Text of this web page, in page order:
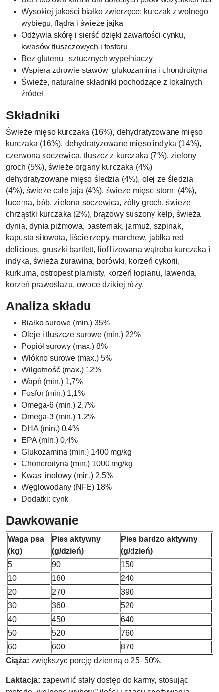
Wysokiej jakości białko zwierzęce: kurczak z wolnego
wybiegu, flądra i świeże jajka
Odżywia skórę i sierść dzięki zawartości cynku,
kwasów tłuszczowych i fosforu
Bez glutenu i sztucznych wypełniaczy
Wspiera zdrowie stawów: glukozamina i chondroityna
Świeże, naturalne składniki pochodzące z lokalnych
źródeł
Składniki
Świeże mięso kurczaka (16%), dehydratyzowane mięso
kurczaka (16%), dehydratyzowane mięso indyka (14%),
czerwona soczewica, tłuszcz z kurczaka (7%), zielony
groch (5%), świeże organy kurczaka (4%),
dehydratyzowane mięso śledzia (4%), olej ze śledzia
(4%), świeże całe jaja (4%), świeże mięso storni (4%),
lucerna, bób, zielona soczewica, żółty groch, świeże
chrząstki kurczaka (2%), brązowy suszony kelp, świeża
dynia, dynia piżmowa, pasternak, jarmuż, szpinak,
kapusta sitowata, liście rzepy, marchew, jabłka red
delicious, gruszki bartlett, liofilizowana wątroba kurczaka i
indyka, świeża żurawina, borówki, korzeń cykorii,
kurkuma, ostropest plamisty, korzeń łopianu, lawenda,
korzeń prawoślazu, owoce dzikiej róży.
Analiza składu
Białko surowe (min.) 35%
Oleje i tłuszcze surowe (min.) 22%
Popiół surowy (max.) 8%
Włókno surowe (max.) 5%
Wilgotność (max.) 12%
Wapń (min.) 1,7%
Fosfor (min.) 1,1%
Omega-6 (min.) 2,7%
Omega-3 (min.) 1,2%
DHA (min.) 0,4%
EPA (min.) 0,4%
Glukozamina (min.) 1400 mg/kg
Chondroityna (min.) 1000 mg/kg
Kwas linolowy (min.) 2,5%
Węglowodany (NFE) 18%
Dodatki: cynk
Dawkowanie
Waga psa
(kg)
Pies aktywny
(g/dzień)
Pies bardzo aktywny
(g/dzień)
5
90
150
10
160
240
20
270
390
30
360
520
40
450
640
50
520
760
60
600
870
Ciąża: zwiększyć porcję dzienną o 25–50%.
Laktacja: zapewnić stały dostęp do karmy, stosując